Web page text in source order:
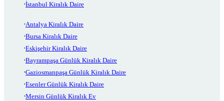
İstanbul Kiralık Daire
Antalya Kiralık Daire
Bursa Kiralık Daire
Eskişehir Kiralık Daire
Bayrampaşa Günlük Kiralık Daire
Gaziosmanpaşa Günlük Kiralık Daire
Esenler Günlük Kiralık Daire
Mersin Günlük Kiralık Ev